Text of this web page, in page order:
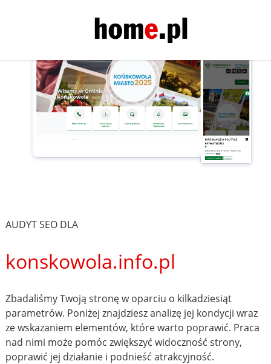
AUDYT SEO DLA
konskowola.info.pl
Zbadaliśmy Twoją stronę w oparciu o kilkadziesiąt
parametrów. Poniżej znajdziesz analizę jej kondycji wraz
ze wskazaniem elementów, które warto poprawić. Praca
nad nimi może pomóc zwiększyć widoczność strony,
poprawić jej działanie i podnieść atrakcyjność.